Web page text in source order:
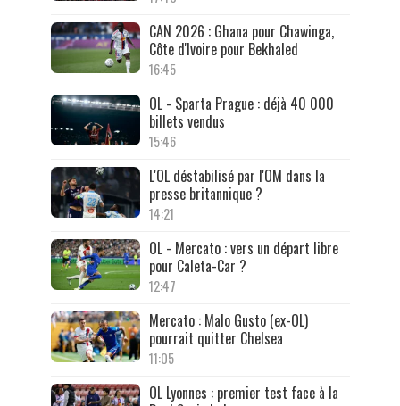
CAN 2026 : Ghana pour Chawinga,
Côte d'Ivoire pour Bekhaled
16:45
OL - Sparta Prague : déjà 40 000
billets vendus
15:46
L'OL déstabilisé par l'OM dans la
presse britannique ?
14:21
OL - Mercato : vers un départ libre
pour Caleta-Car ?
12:47
Mercato : Malo Gusto (ex-OL)
pourrait quitter Chelsea
11:05
OL Lyonnes : premier test face à la